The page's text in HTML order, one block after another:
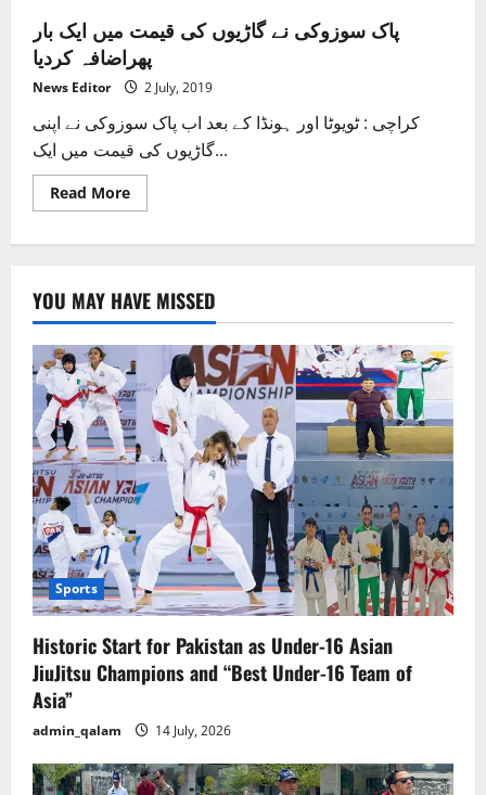
پاک سوزوکی نے گاڑیوں کی قیمت میں ایک بار
پھراضافہ کردیا
News Editor 2 July, 2019
کراچی : ٹویوٹا اور ہونڈا کے بعد اب پاک سوزوکی نے اپنی
گاڑیوں کی قیمت میں ایک...
Read MoreRead
more
کی
قیمت
میں
ایک
بار
پھراضافہ
کردیا
YOU MAY HAVE MISSED
Sports
Historic Start for Pakistan as Under-16 Asian
JiuJitsu Champions and “Best Under-16 Team of
Asia”
admin_qalam 14 July, 2026